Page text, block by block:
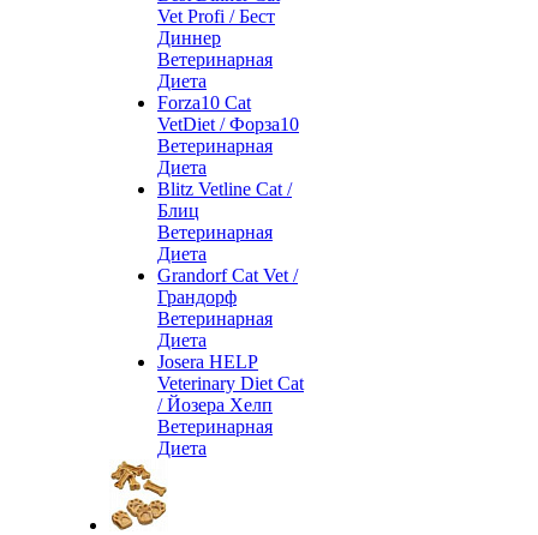
Vet Profi / Бест
Диннер
Ветеринарная
Диета
Forza10 Cat
VetDiet / Форза10
Ветеринарная
Диета
Blitz Vetline Cat /
Блиц
Ветеринарная
Диета
Grandorf Cat Vet /
Грандорф
Ветеринарная
Диета
Josera HELP
Veterinary Diet Cat
/ Йозера Хелп
Ветеринарная
Диета